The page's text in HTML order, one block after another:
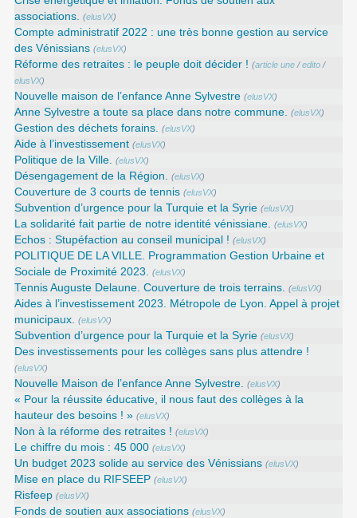
associations. (elusVX)
Compte administratif 2022 : une très bonne gestion au service
des Vénissians (elusVX)
Réforme des retraites : le peuple doit décider ! (article une /edito /
elusVX)
Nouvelle maison de l’enfance Anne Sylvestre (elusVX)
Anne Sylvestre a toute sa place dans notre commune. (elusVX)
Gestion des déchets forains. (elusVX)
Aide à l’investissement (elusVX)
Politique de la Ville. (elusVX)
Désengagement de la Région. (elusVX)
Couverture de 3 courts de tennis (elusVX)
Subvention d’urgence pour la Turquie et la Syrie (elusVX)
La solidarité fait partie de notre identité vénissiane. (elusVX)
Echos : Stupéfaction au conseil municipal ! (elusVX)
POLITIQUE DE LA VILLE. Programmation Gestion Urbaine et
Sociale de Proximité 2023. (elusVX)
Tennis Auguste Delaune. Couverture de trois terrains. (elusVX)
Aides à l’investissement 2023. Métropole de Lyon. Appel à projet
municipaux. (elusVX)
Subvention d’urgence pour la Turquie et la Syrie (elusVX)
Des investissements pour les collèges sans plus attendre !
(elusVX)
Nouvelle Maison de l’enfance Anne Sylvestre. (elusVX)
« Pour la réussite éducative, il nous faut des collèges à la
hauteur des besoins ! » (elusVX)
Non à la réforme des retraites ! (elusVX)
Le chiffre du mois : 45 000 (elusVX)
Un budget 2023 solide au service des Vénissians (elusVX)
Mise en place du RIFSEEP (elusVX)
Risfeep (elusVX)
Fonds de soutien aux associations (elusVX)